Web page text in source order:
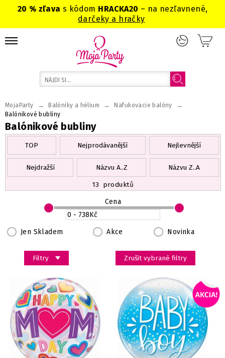
20 % zľavas kódom HRACKA20 – na nezľavnené,
darčeky a hračky
Balónikové bubliny
MojaParty → Balóniky a hélium → Nafukovacie balóny →
Balónikové bubliny
TOP Nejprodávanější Nejlevnější
Nejdražší Názvu A..Z
Názvu Z..A
13 produktů
Filtry
Jen Skladem Akce Novinka
Cena
Zrušit vybrané filtry